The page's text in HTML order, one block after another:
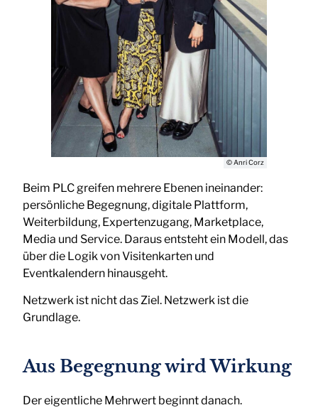
© Anri Corz
Beim PLC greifen mehrere Ebenen ineinander:
persönliche Begegnung, digitale Plattform,
Weiterbildung, Expertenzugang, Marketplace,
Media und Service. Daraus entsteht ein Modell, das
über die Logik von Visitenkarten und
Eventkalendern hinausgeht.
Netzwerk ist nicht das Ziel. Netzwerk ist die
Grundlage.
Aus Begegnung wird Wirkung
Der eigentliche Mehrwert beginnt danach.